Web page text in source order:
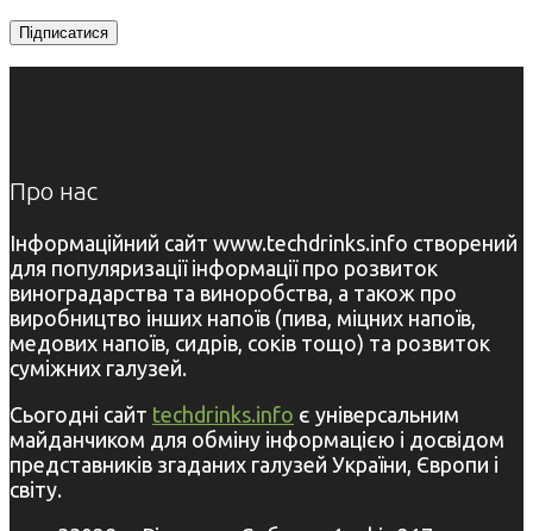
Про нас
Інформаційний сайт www.techdrinks.info створений
для популяризації інформації про розвиток
виноградарства та виноробства, а також про
виробництво інших напоїв (пива, міцних напоїв,
медових напоїв, сидрів, соків тощо) та розвиток
суміжних галузей.
Сьогодні сайт techdrinks.info є універсальним
майданчиком для обміну інформацією і досвідом
представників згаданих галузей України, Європи і
світу.